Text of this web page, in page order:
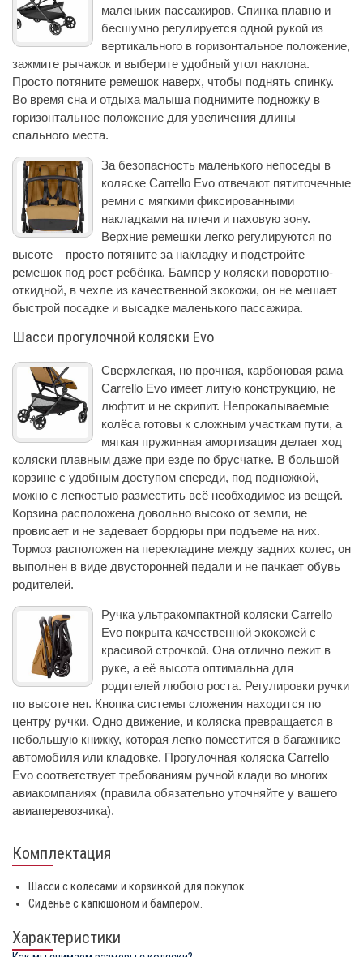
маленьких пассажиров. Спинка плавно и
бесшумно регулируется одной рукой из
вертикального в горизонтальное положение,
зажмите рычажок и выберите удобный угол наклона.
Просто потяните ремешок наверх, чтобы поднять спинку.
Во время сна и отдыха малыша поднимите подножку в
горизонтальное положение для увеличения длины
спального места.
За безопасность маленького непоседы в
коляске Carrello Evo отвечают пятиточечные
ремни с мягкими фиксированными
накладками на плечи и паховую зону.
Верхние ремешки легко регулируются по
высоте – просто потяните за накладку и подстройте
ремешок под рост ребёнка. Бампер у коляски поворотно-
откидной, в чехле из качественной экокожи, он не мешает
быстрой посадке и высадке маленького пассажира.
Шасси прогулочной коляски Evo
Сверхлегкая, но прочная, карбоновая рама
Carrello Evo имеет литую конструкцию, не
люфтит и не скрипит. Непрокалываемые
колёса готовы к сложным участкам пути, а
мягкая пружинная амортизация делает ход
коляски плавным даже при езде по брусчатке. В большой
корзине с удобным доступом спереди, под подножкой,
можно с легкостью разместить всё необходимое из вещей.
Корзина расположена довольно высоко от земли, не
провисает и не задевает бордюры при подъеме на них.
Тормоз расположен на перекладине между задних колес, он
выполнен в виде двусторонней педали и не пачкает обувь
родителей.
Ручка ультракомпактной коляски Carrello
Evo покрыта качественной экокожей с
красивой строчкой. Она отлично лежит в
руке, а её высота оптимальна для
родителей любого роста. Регулировки ручки
по высоте нет. Кнопка системы сложения находится по
центру ручки. Одно движение, и коляска превращается в
небольшую книжку, которая легко поместится в багажнике
автомобиля или кладовке. Прогулочная коляска Carrello
Evo соответствует требованиям ручной клади во многих
авиакомпаниях (правила обязательно уточняйте у вашего
авиаперевозчика).
Комплектация
Шасси с колёсами и корзинкой для покупок.
Сиденье с капюшоном и бампером.
Характеристики